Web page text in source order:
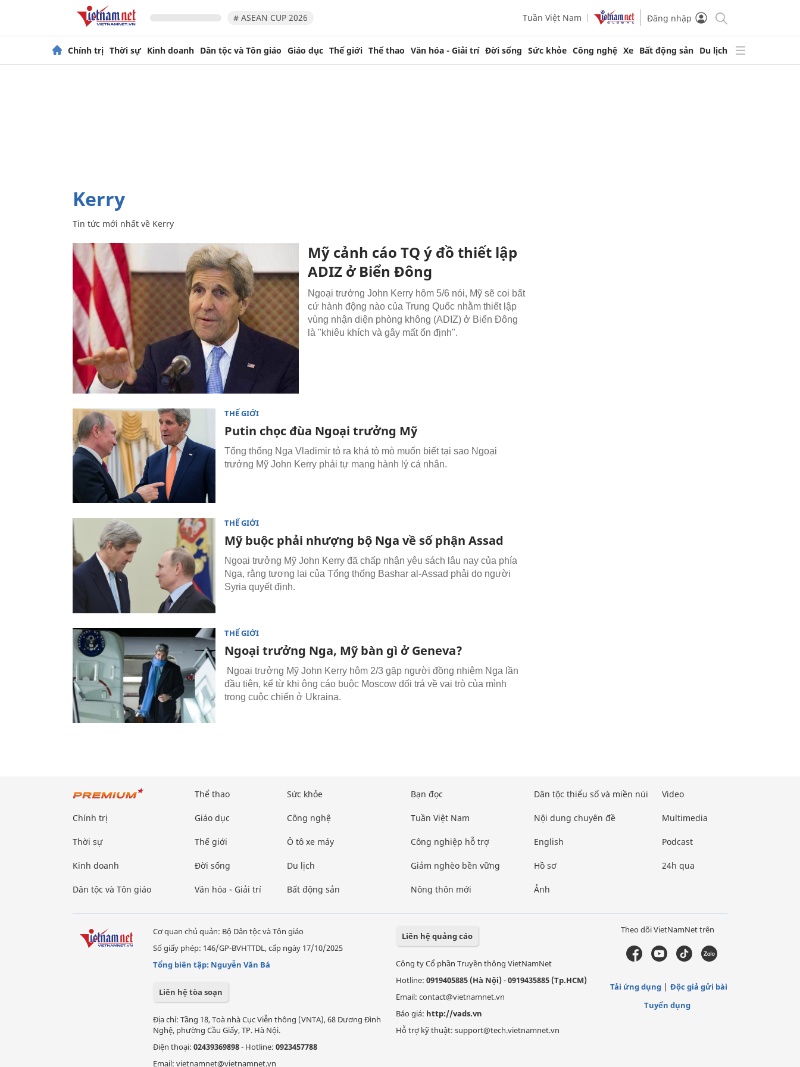
# ASEAN CUP 2026 Tuần Việt Nam Đăng nhập
Chính trị Thời sự Kinh doanh Dân tộc và Tôn giáo Giáo dục Thế giới Thể thao Văn hóa - Giải trí Đời sống Sức khỏe Công nghệ Xe Bất động sản Du lịch
Kerry
Tin tức mới nhất về Kerry
Mỹ cảnh cáo TQ ý đồ thiết lập
ADIZ ở Biển Đông
Ngoại trưởng John Kerry hôm 5/6 nói, Mỹ sẽ coi bất
cứ hành động nào của Trung Quốc nhằm thiết lập
vùng nhận diện phòng không (ADIZ) ở Biển Đông
là "khiêu khích và gây mất ổn định".
THẾ GIỚI
Putin chọc đùa Ngoại trưởng Mỹ
Tổng thống Nga Vladimir tỏ ra khá tò mò muốn biết tại sao Ngoại
trưởng Mỹ John Kerry phải tự mang hành lý cá nhân.
THẾ GIỚI
Mỹ buộc phải nhượng bộ Nga về số phận Assad
Ngoại trưởng Mỹ John Kerry đã chấp nhận yêu sách lâu nay của phía
Nga, rằng tương lai của Tổng thống Bashar al-Assad phải do người
Syria quyết định.
THẾ GIỚI
Ngoại trưởng Nga, Mỹ bàn gì ở Geneva?
Ngoại trưởng Mỹ John Kerry hôm 2/3 gặp người đồng nhiệm Nga lần
đầu tiên, kể từ khi ông cáo buộc Moscow dối trá về vai trò của mình
trong cuộc chiến ở Ukraina.
Chính trị
Thời sự
Kinh doanh
Dân tộc và Tôn giáo
Thể thao
Giáo dục
Thế giới
Đời sống
Văn hóa - Giải trí
Sức khỏe
Công nghệ
Ô tô xe máy
Du lịch
Bất động sản
Bạn đọc
Tuần Việt Nam
Công nghiệp hỗ trợ
Giảm nghèo bền vững
Nông thôn mới
Dân tộc thiểu số và miền núi
Nội dung chuyên đề
English
Hồ sơ
Ảnh
Video
Multimedia
Podcast
24h qua
Cơ quan chủ quản: Bộ Dân tộc và Tôn giáo
Số giấy phép: 146/GP-BVHTTDL, cấp ngày 17/10/2025
Tổng biên tập: Nguyễn Văn Bá
Liên hệ tòa soạn
Địa chỉ: Tầng 18, Toà nhà Cục Viễn thông (VNTA), 68 Dương Đình
Nghệ, phường Cầu Giấy, TP. Hà Nội.
Điện thoại: 02439369898- Hotline: 0923457788
Email: vietnamnet@vietnamnet.vn
Liên hệ quảng cáo
Công ty Cổ phần Truyền thông VietNamNet
Hotline: 0919405885 (Hà Nội)-0919435885 (Tp.HCM)
Email: contact@vietnamnet.vn
Báo giá: http://vads.vn
Hỗ trợ kỹ thuật: support@tech.vietnamnet.vn
Theo dõi VietNamNet trên
Tải ứng dụng
Độc giả gửi bài
Tuyển dụng